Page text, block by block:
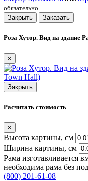
обязательно
Закрыть
Заказать
Роза Хутор. Вид на здание
×
Закрыть
Расчитать стоимость
×
Высота картины, см
Ширина картины, cм
Рама изготавливается
необходима рама без
(800) 201-61-08